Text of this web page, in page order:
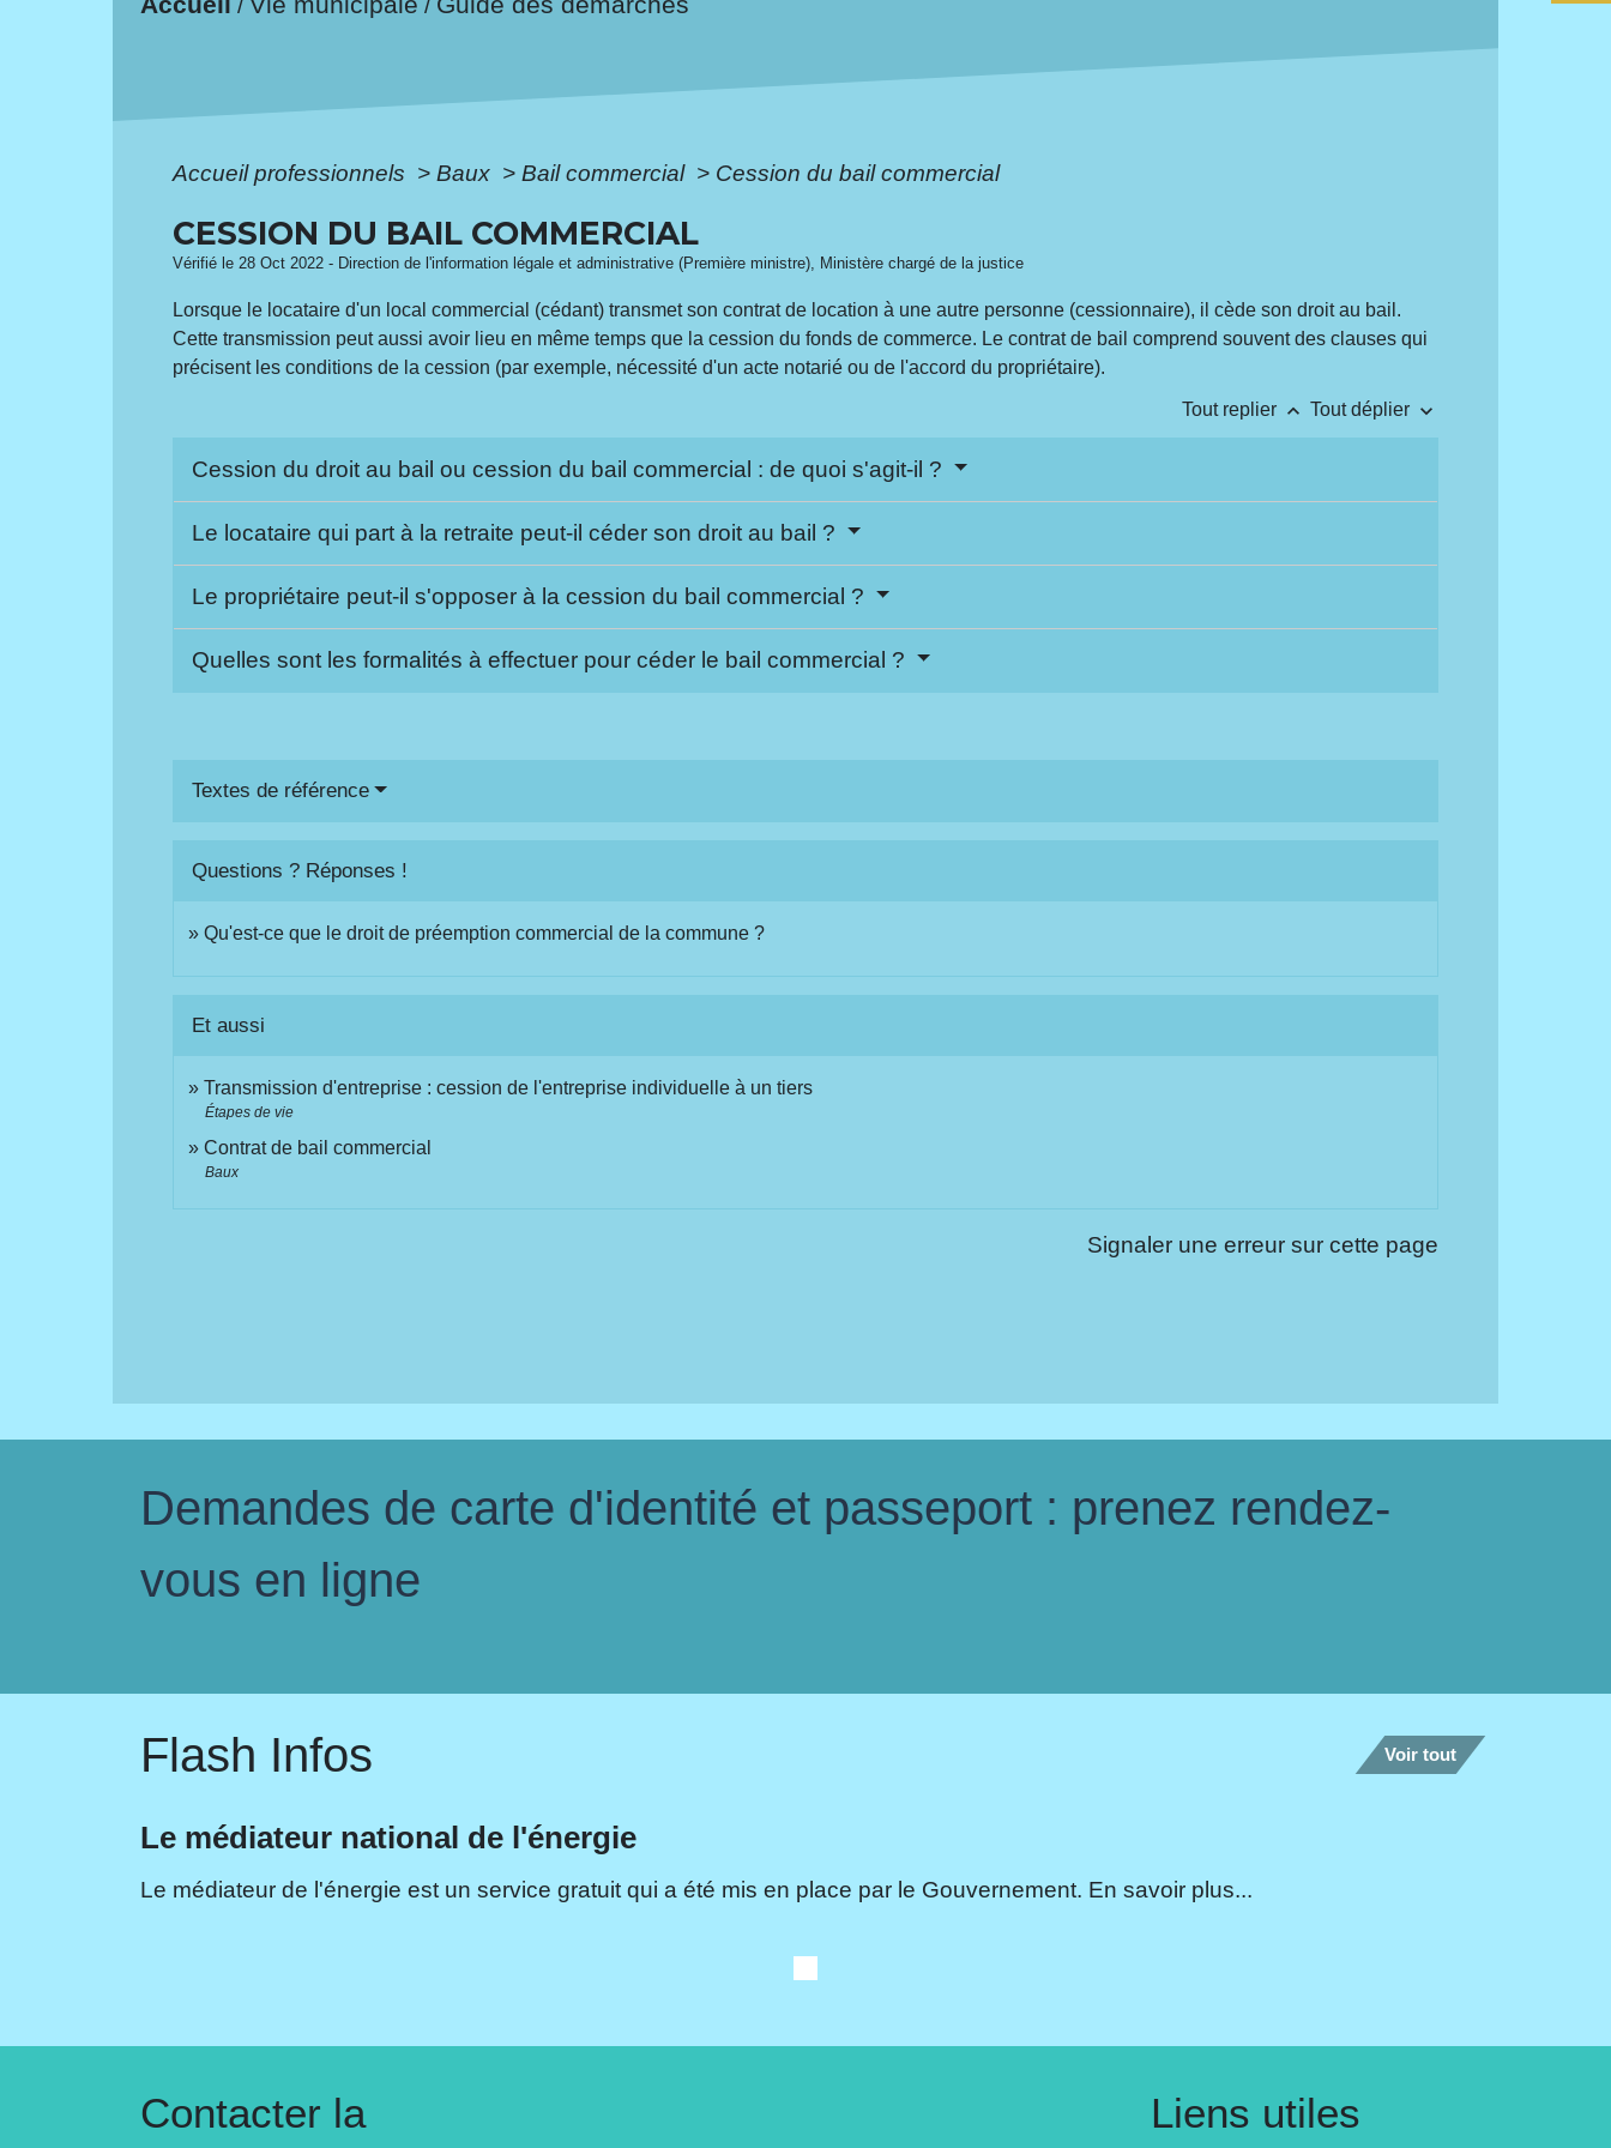
/ /
Accueil professionnels > Baux > Bail commercial > Cession du bail commercial
CESSION DU BAIL COMMERCIAL
Vérifié le 28 Oct 2022 - Direction de l'information légale et administrative (Première ministre), Ministère chargé de la justice
Lorsque le locataire d'un local commercial (cédant) transmet son contrat de location à une autre personne (cessionnaire), il cède son droit au bail.
Cette transmission peut aussi avoir lieu en même temps que la cession du fonds de commerce. Le contrat de bail comprend souvent des clauses qui
précisent les conditions de la cession (par exemple, nécessité d'un acte notarié ou de l'accord du propriétaire).
Tout replier keyboard_arrow_up Tout déplier keyboard_arrow_down
Cession du droit au bail ou cession du bail commercial : de quoi s'agit-il ?
Le locataire qui part à la retraite peut-il céder son droit au bail ?
Le propriétaire peut-il s'opposer à la cession du bail commercial ?
Quelles sont les formalités à effectuer pour céder le bail commercial ?
Textes de référence
Questions ? Réponses !
Qu'est-ce que le droit de préemption commercial de la commune ?
Et aussi
Transmission d'entreprise : cession de l'entreprise individuelle à un tiers
Étapes de vie
Contrat de bail commercial
Baux
Signaler une erreur sur cette page
Demandes de carte d'identité et passeport : prenez rendez-
vous en ligne
Flash Infos Voir tout
Le médiateur national de l'énergie
Le médiateur de l'énergie est un service gratuit qui a été mis en place par le Gouvernement. En savoir plus...
Contacter la
Liens utiles